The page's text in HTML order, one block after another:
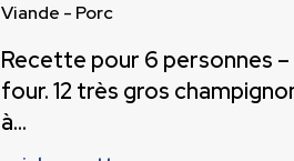
Viande - Porc
Recette pour 6 personnes –
four. 12 très gros
à…